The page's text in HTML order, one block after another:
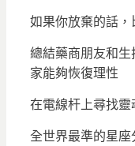
如果你放棄的話
總結藥商朋友和
家能夠恢復理性
在電線杆上尋找
全世界最準的星座